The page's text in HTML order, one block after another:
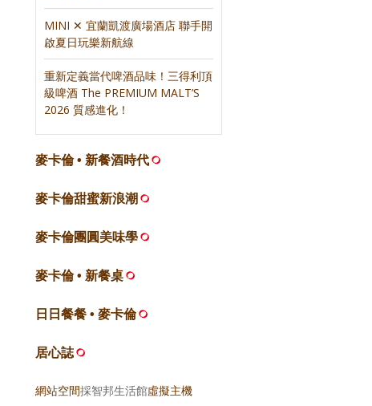
MINI ✕ 宜蘭凱渡廣場酒店 聯手開
啟夏日玩樂新航線
重新定義當代啤酒品味！三得利頂
級啤酒 The PREMIUM MALT’S
2026 質感進化！
麥卡倫 • 新餐酒時代
麥卡倫甜蜜新浪潮
麥卡倫團圓美味學
麥卡倫 • 新餐桌
日日餐餐 • 麥卡倫
居心誌
網站空間採智邦生活館虛擬主機